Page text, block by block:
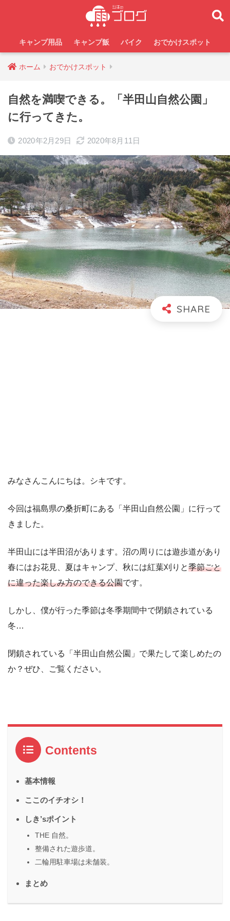
キャンプ用品 キャンプ飯 バイク おでかけスポット
ホーム おでかけスポット
自然を満喫できる。「半田山自然公園」
に行ってきた。
2020年2月29日 2020年8月11日
みなさんこんにちは。シキです。
今回は福島県の桑折町にある「半田山自然公園」に行って
きました。
半田山には半田沼があります。沼の周りには遊歩道があり
春にはお花見、夏はキャンプ、秋には紅葉刈りと季節ごと
に違った楽しみ方のできる公園です。
しかし、僕が行った季節は冬季期間中で閉鎖されている
冬…
閉鎖されている「半田山自然公園」で果たして楽しめたの
か？ぜひ、ご覧ください。
Contents
基本情報
ここのイチオシ！
しき’sポイント
THE 自然。
整備された遊歩道。
二輪用駐車場は未舗装。
まとめ